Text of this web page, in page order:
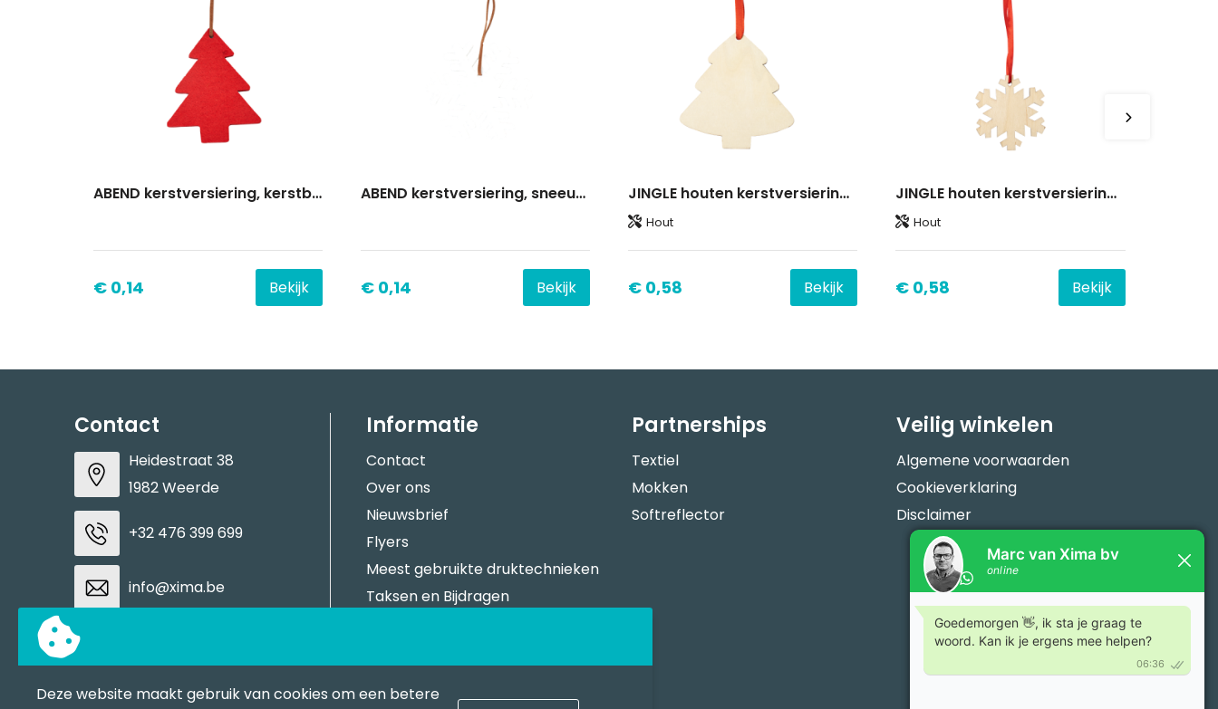
ABEND kerstversiering, kerstboom
€ 0,14 Bekijk
ABEND kerstversiering, sneeuwvlok
€ 0,14 Bekijk
JINGLE houten kerstversiering, kerstboom
Hout
€ 0,58 Bekijk
JINGLE houten kerstversiering, sneeuwvlok
Hout
€ 0,58 Bekijk
Contact
Heidestraat 38
1982 Weerde
+32 476 399 699
info@xima.be
Contacteer ons
Informatie
Contact
Over ons
Nieuwsbrief
Flyers
Meest gebruikte druktechnieken
Taksen en Bijdragen
Partnerships
Textiel
Mokken
Softreflector
Veilig winkelen
Algemene voorwaarden
Cookieverklaring
Disclaimer
Deze website maakt gebruik van cookies om een betere